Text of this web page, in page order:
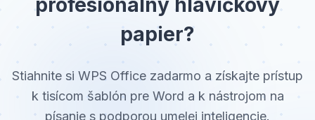
profesionálny hlavičkový
papier?
Stiahnite si WPS Office zadarmo a získajte prístup
k tisícom šablón pre Word a k nástrojom na
písanie s podporou umelej inteligencie.